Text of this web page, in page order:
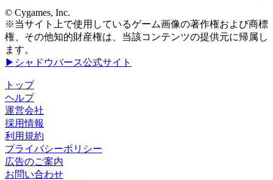
© Cygames, Inc.
※当サイト上で使用しているゲーム画像の著作権および商標
権、その他知的財産権は、当該コンテンツの提供元に帰属し
ます。
▶シャドウバース公式サイト
トップ
ヘルプ
運営会社
採用情報
利用規約
プライバシーポリシー
広告のご案内
お問い合わせ